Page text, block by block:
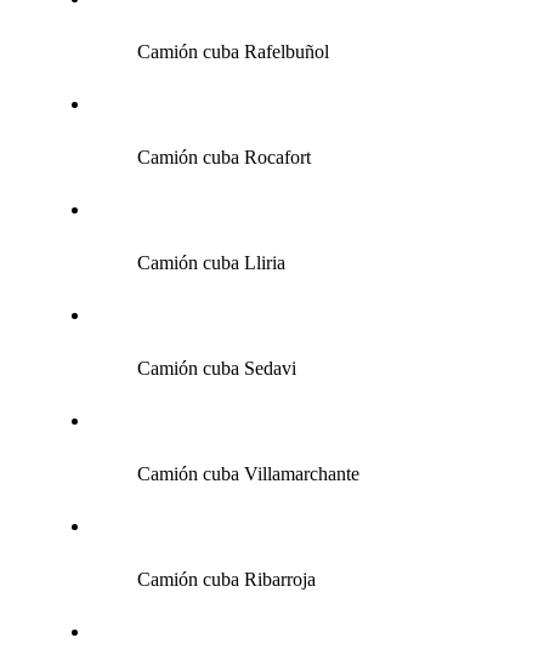
Camión cuba Rafelbuñol
Camión cuba Rocafort
Camión cuba Lliria
Camión cuba Sedavi
Camión cuba Villamarchante
Camión cuba Ribarroja